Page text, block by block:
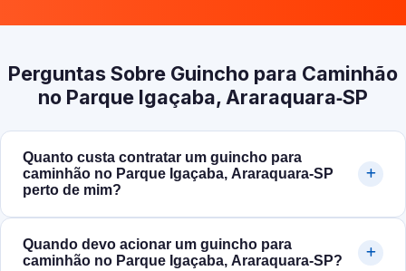
Perguntas Sobre Guincho para Caminhão
no Parque Igaçaba, Araraquara‑SP
Quanto custa contratar um guincho para
caminhão no Parque Igaçaba, Araraquara‑SP
perto de mim?
Quando devo acionar um guincho para
caminhão no Parque Igaçaba, Araraquara‑SP?